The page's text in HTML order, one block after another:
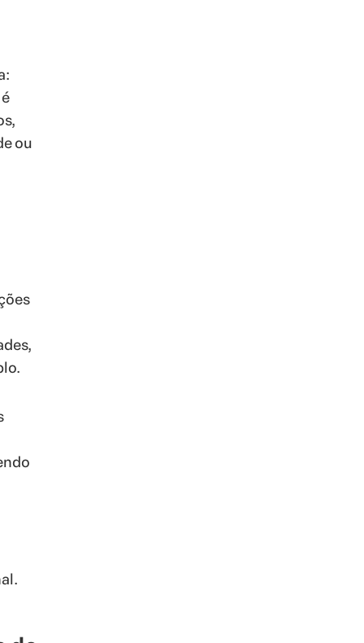
ou